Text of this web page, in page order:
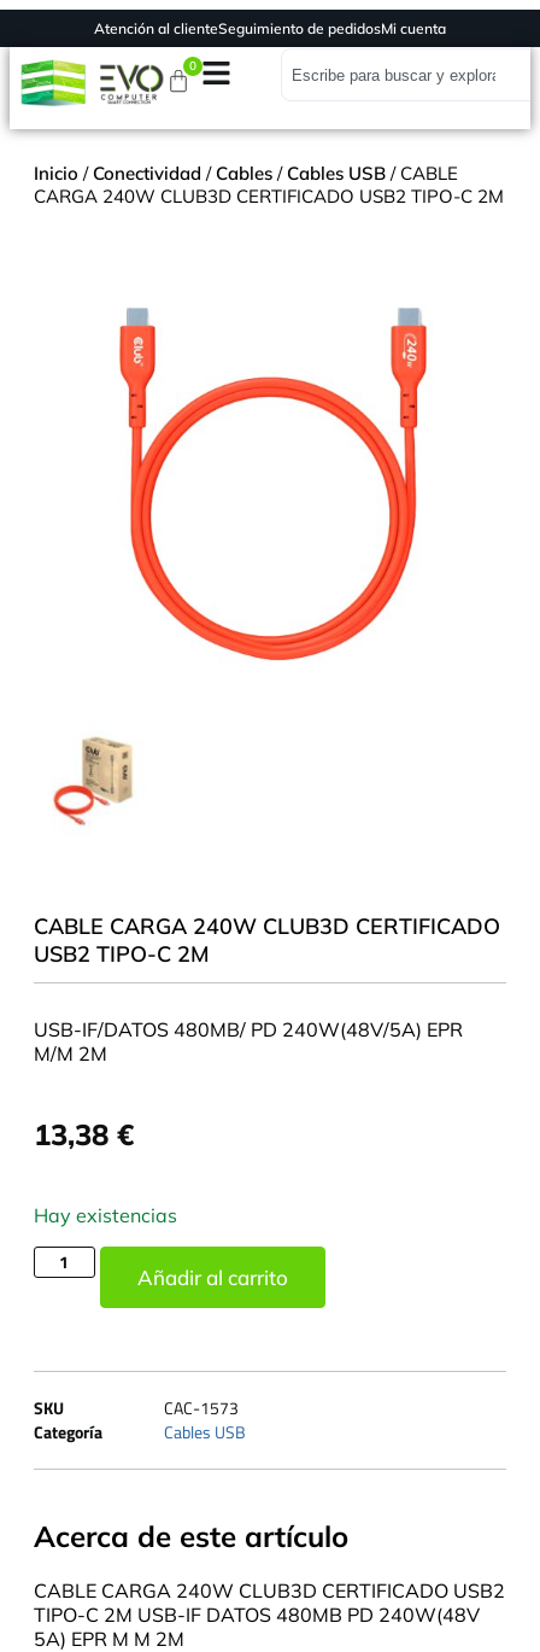
Atención al clienteSeguimiento de pedidosMi cuenta
0
Inicio /Conectividad /Cables /Cables USB / CABLE
CARGA 240W CLUB3D CERTIFICADO USB2 TIPO-C 2M
CABLE CARGA 240W CLUB3D CERTIFICADO
USB2 TIPO-C 2M
USB-IF/DATOS 480MB/ PD 240W(48V/5A) EPR
M/M 2M
13,38 €
Hay existencias
Añadir al carrito
SKU
CAC-1573
Categoría
Cables USB
Acerca de este artículo
CABLE CARGA 240W CLUB3D CERTIFICADO USB2
TIPO-C 2M USB-IF DATOS 480MB PD 240W(48V
5A) EPR M M 2M